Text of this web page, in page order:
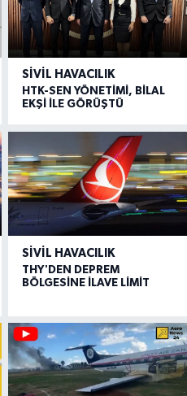
SIVIL HAVACILIK
HTK-SEN YÖNETİMİ, BİLAL
EKŞİ İLE GÖRÜŞTÜ
SIVIL HAVACILIK
THY'DEN DEPREM
BÖLGESİNE İLAVE LİMİT